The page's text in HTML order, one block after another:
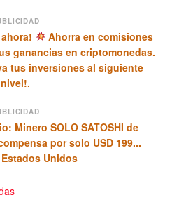
Ahorra en comisiones
ganancias en criptomonedas.
tus inversiones al siguiente
nivel!.
Minero SOLO SATOSHI de
por solo USD 199...
Unidos